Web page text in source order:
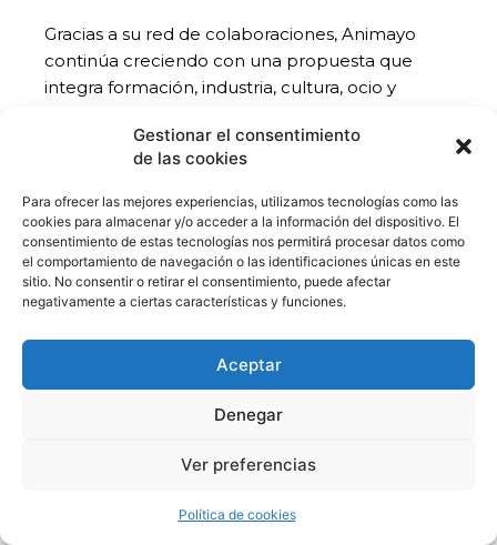
Gestionar el consentimiento
de las cookies
Para ofrecer las mejores experiencias, utilizamos tecnologías como las
cookies para almacenar y/o acceder a la información del dispositivo. El
consentimiento de estas tecnologías nos permitirá procesar datos como
el comportamiento de navegación o las identificaciones únicas en este
sitio. No consentir o retirar el consentimiento, puede afectar
negativamente a ciertas características y funciones.
Aceptar
Denegar
Ver preferencias
Política de cookies
Gracias a su red de colaboraciones, Animayo
continúa creciendo con una propuesta que
integra formación, industria, cultura, ocio y
desarrollo de un ecosistema audiovisual sólido y
sostenible en Canarias. Animayo reconoce
también el apoyo fundamental de Turismo de
Gran Canaria, que ha apostado por integrar la
dimensión cultural del festival en las estrategias
de promoción turística del destino, resaltando el
atractivo de la isla como enclave estratégico
audiovisual. Así, Gran Canaria y su capital Las
Palmas de Gran Canaria, continuarán
todo el año a nivel internacional.